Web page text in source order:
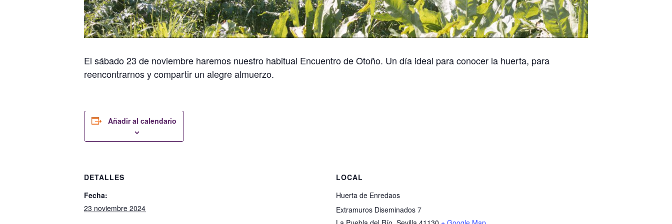
El sábado 23 de noviembre haremos nuestro habitual Encuentro de Otoño. Un día ideal para conocer la huerta, para
reencontrarnos y compartir un alegre almuerzo.
Añadir al calendario
DETALLES
Fecha:
23 noviembre 2024
LOCAL
Huerta de Enredaos
Extramuros Diseminados 7